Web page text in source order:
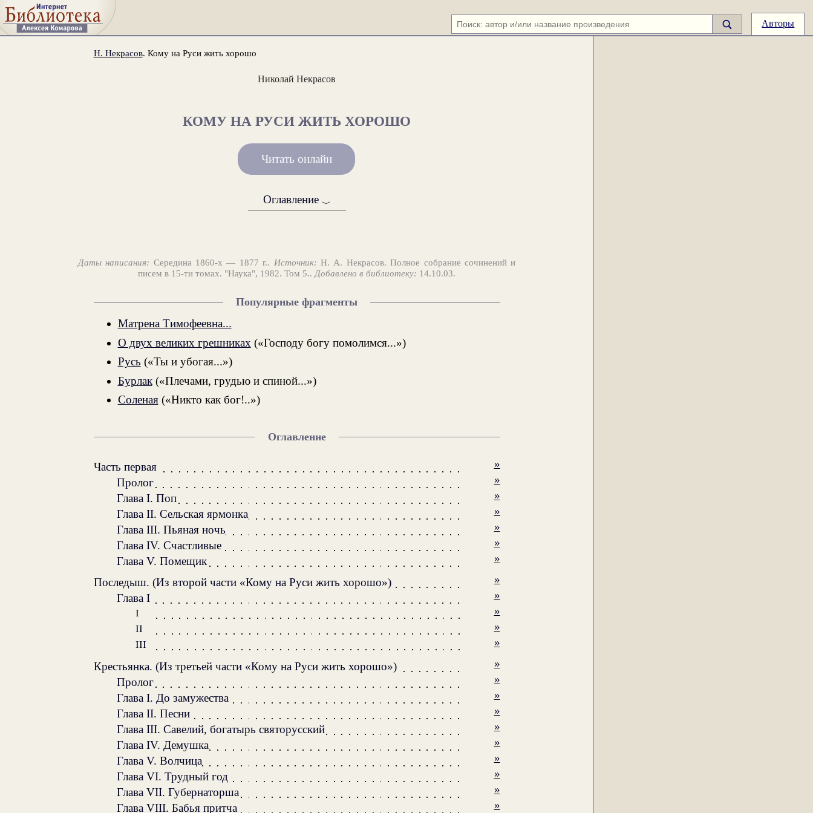
Авторы
Н. Некрасов. Кому на Руси жить хорошо
Николай Некрасов
КОМУ НА РУСИ ЖИТЬ ХОРОШО
Читать онлайн
Оглавление ﹀
Даты написания: Середина 1860-х — 1877 г.. Источник: Н. А. Некрасов. Полное собрание сочинений и
писем в 15-ти томах. "Наука", 1982. Том 5.. Добавлено в библиотеку: 14.10.03.
Популярные фрагменты
Матрена Тимофеевна...
О двух великих грешниках («Господу богу помолимся...»)
Русь («Ты и убогая...»)
Бурлак(«Плечами, грудью и спиной...»)
Соленая(«Никто как бог!..»)
Оглавление
Часть первая
»
Пролог
»
Глава I. Поп
»
Глава II. Сельская ярмонка
»
Глава III. Пьяная ночь
»
Глава IV. Счастливые
»
Глава V. Помещик
»
Последыш. (Из второй части «Кому на Руси жить хорошо»)
»
Глава I
»
I »
II »
III
»
Крестьянка. (Из третьей части «Кому на Руси жить хорошо»)
»
Пролог
»
Глава I. До замужества
»
Глава II. Песни
»
Глава III. Савелий, богатырь святорусский
»
Глава IV. Демушка
»
Глава V. Волчица
»
Глава VI. Трудный год
»
Глава VII. Губернаторша
»
Глава VIII. Бабья притча
»